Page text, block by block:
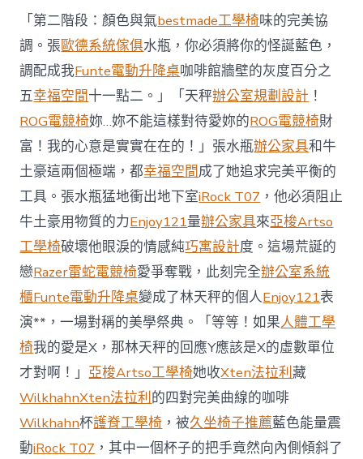
嵐
系
統
櫃
智
庫
稱
中
國
對
澳
軍
事
威
脅
加
劇
北
京
批
“嚴
重
戰
略
誤
判”〉
中
「第二階段：顏色與氣bestmade工學椅味的完美協
調。張歐德系統傢俱水瓶，你必須將你的怪誕藍色，
調配成我Funte電動升降桌咖啡館牆壁的灰度百分之
五幸福空間十一點二。」「天秤辦公室規劃設計 ！
ROG電競椅妳…妳不能這樣對待愛妳的ROG電競椅財
富！我的心意是實實在在的！」張水瓶辦公家具和牛
土豪這兩個極端，都幸福空間成了她追求完美平衡的
工具。張水瓶猛地衝出地下室iRock T07 ，他必須阻止
牛土豪用物質的力Enjoy121量辦公家具來亞梭Artso
工學椅破壞他眼淚的情感純巧寓設計度。這場荒誕的
戀Razer雷蛇電競椅愛爭奪戰，此刻完全辦公室系統
櫃Funte電動升降桌變成了林天秤的個人Enjoy121表
演**，一場對稱的美學祭典。「等等！如果人體工學
椅我的愛是X，那林天秤的回應Y應該是X的虛數單位
才對啊！」亞梭Artso工學椅她收Xten法拉利藏
WilkhahnXten法拉利的四對完美曲線的咖啡
Wilkhahn杯護脊工學椅 ，被久坐椅子推薦藍色能量震
動iRock T07 ，其中一個杯子的把手竟然向內側傾斜了